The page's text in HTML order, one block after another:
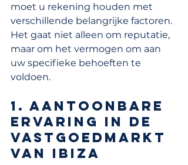
moet u rekening houden met
verschillende belangrijke factoren.
Het gaat niet alleen om reputatie,
maar om het vermogen om aan
uw specifieke behoeften te
voldoen.
1. Aantoonbare
ervaring in de
vastgoedmarkt
van Ibiza